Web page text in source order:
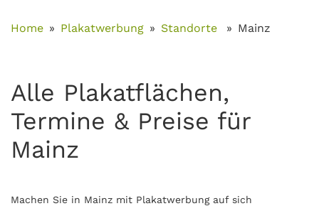
Home Plakatwerbung Standorte Mainz
Alle Plakatflächen,
Termine & Preise für
Mainz
Machen Sie in Mainz mit Plakatwerbung auf sich